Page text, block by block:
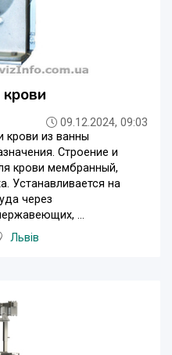
09.12.2024, 09:03
крови из ванны
Строение и
крови мембранный,
Устанавливается на
через
...
Львів